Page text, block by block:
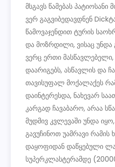
მსგავს წამებას პატიოსანი
ვერ გაგვიბედავდნენ
წამოვაჯენდით ტურის
და მოზრდილი, ვისაც უნდა
ვერც ერთი
დაარიგებს, ასწავლის და
თავისუფალ მოქალაქეს
დაინტერესდა, ნახევარ
კარგად ჩავაბარო, არაა
მუდმივ კვლევაში უნდა
გავუჩინოთ უამრავი რამის
დაყოფიდან დაწყებული
სუპერკლასტერამდე